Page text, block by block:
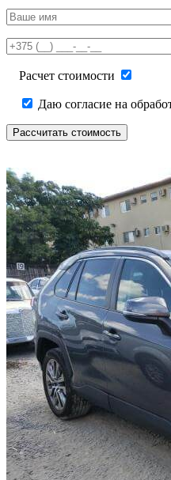
leave
field
empty.
Расчет стоимости
Даю согласие на